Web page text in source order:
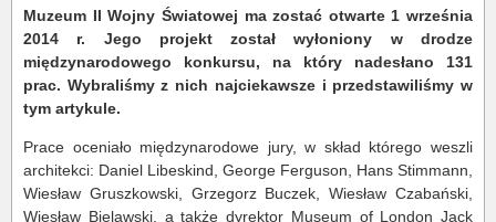
Muzeum II Wojny Światowej ma zostać otwarte 1 września
2014 r. Jego projekt został wyłoniony w drodze
międzynarodowego konkursu, na który nadesłano 131
prac. Wybraliśmy z nich najciekawsze i przedstawiliśmy w
tym artykule.
Prace oceniało międzynarodowe jury, w skład którego weszli
architekci: Daniel Libeskind, George Ferguson, Hans Stimmann,
Wiesław Gruszkowski, Grzegorz Buczek, Wiesław Czabański,
Wiesław Bielawski, a także dyrektor Museum of London Jack